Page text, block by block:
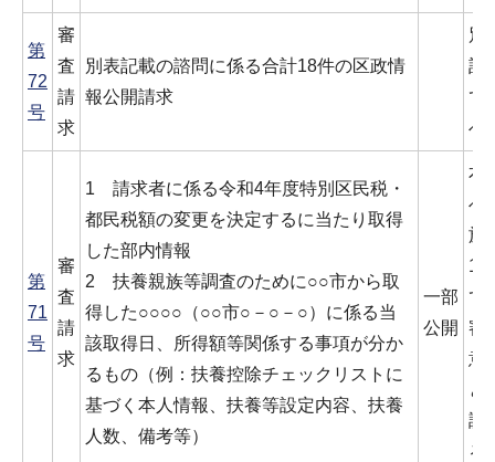
第
72
号
審
査
請
求
別表記載の諮問に係る合計18件の区政情
報公開請求
別
計
て
べ
第
71
号
審
査
請
求
1 請求者に係る令和4年度特別区民税・
都民税額の変更を決定するに当たり取得
した部内情報
2 扶養親族等調査のために○○市から取
得した○○○○（○○市○－○－○）に係る当
該取得日、所得額等関係する事項が分か
るもの（例：扶養控除チェックリストに
基づく本人情報、扶養等設定内容、扶養
人数、備考等）
一部
公開
本
べ
施
10
て
審
意
と
調
る